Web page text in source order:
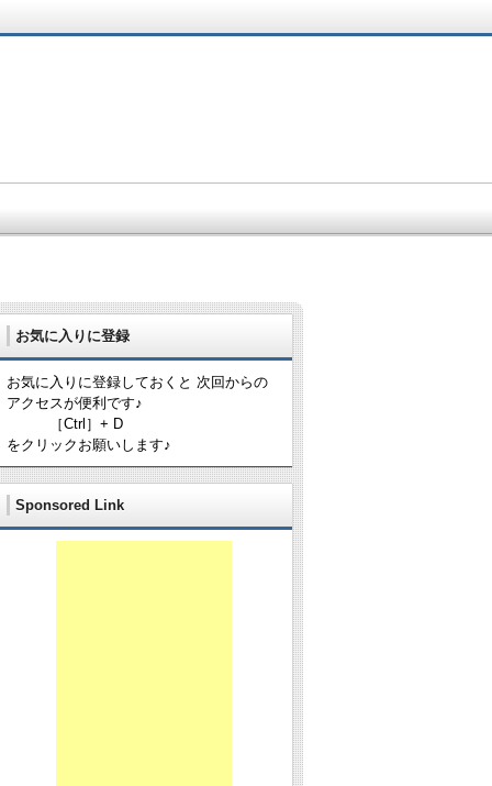
お気に入りに登録
お気に入りに登録しておくと 次回からの
アクセスが便利です♪
［Ctrl］+ D
をクリックお願いします♪
Sponsored Link